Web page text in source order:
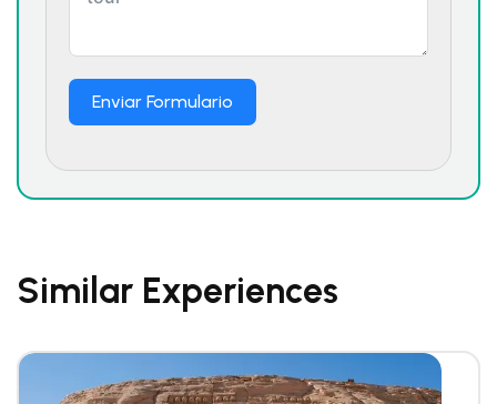
Enviar Formulario
Similar Experiences